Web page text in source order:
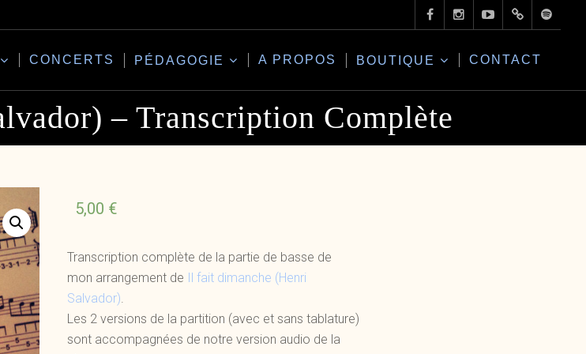
CONCERTS PÉDAGOGIE A PROPOS BOUTIQUE CONTACT
– Transcription Complète
5,00 €
Transcription complète de la partie de basse de
mon arrangement de Il fait dimanche (Henri
Salvador).
Les 2 versions de la partition (avec et sans tablature)
sont accompagnées de notre version audio de la